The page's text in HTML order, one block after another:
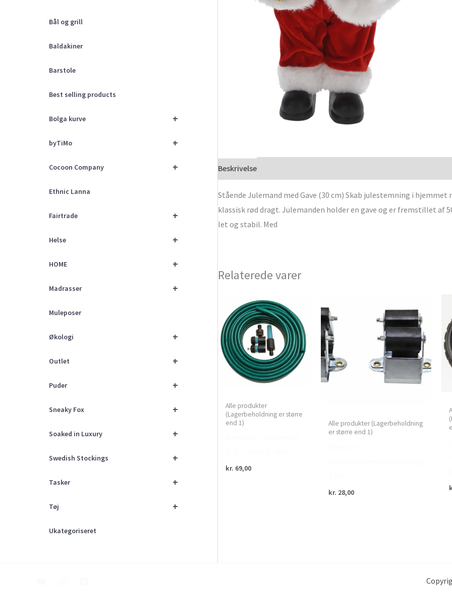
Bål og grill
Baldakiner
Barstole
Best selling products
+
Bolga kurve
+
byTiMo
+
Cocoon Company
Ethnic Lanna
+
Fairtrade
+
Helse
+
HOME
+
Madrasser
Muleposer
+
Økologi
+
Outlet
+
Puder
+
Sneaky Fox
+
Soaked in Luxury
+
Swedish Stockings
+
Tasker
+
Tøj
Ukategoriseret
Beskrivelse
Stående Julemand med Gave (30 cm) Skab julestemning i
klassisk rød dragt. Julemanden holder en gave og er fremstillet af
let og stabil. Med
Relaterede varer
Alle produkter
(Lagerbeholdning er større
end 1)
kr. 69,00
Alle produkter (Lagerbeholdning
er større end 1)
kr. 28,00